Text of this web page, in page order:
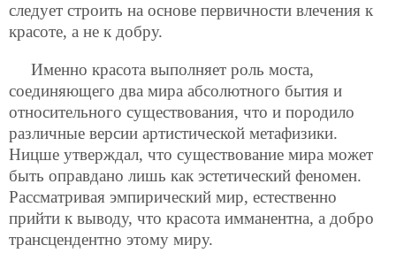
следует строить на основе первичности влечения к
красоте, а не к добру.
Именно красота выполняет роль моста,
соединяющего два мира абсолютного бытия и
относительного существования, что и породило
различные версии артистической метафизики.
Ницше утверждал, что существование мира может
быть оправдано лишь как эстетический феномен.
Рассматривая эмпирический мир, естественно
прийти к выводу, что красота имманентна, а добро
трансцендентно этому миру.